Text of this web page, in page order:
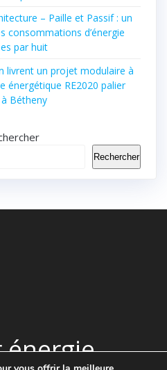
– Paille et Passif : un
consommations d’énergie
par huit
livrent un projet modulaire à
énergétique RE2020 palier
Bétheny
Rechercher
énergie